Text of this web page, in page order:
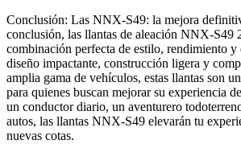
Conclusión: Las NNX-S49: la mejora
conclusión, las llantas de aleación NNX-S49
combinación perfecta de estilo, rendimiento
diseño impactante, construcción ligera y
amplia gama de vehículos, estas llantas son
para quienes buscan mejorar su experiencia
un conductor diario, un aventurero
autos, las llantas NNX-S49 elevarán tu
nuevas cotas.